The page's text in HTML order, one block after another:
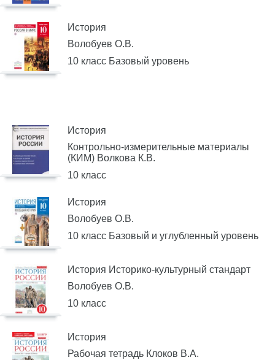
История
Волобуев О.В.
10 класс Базовый уровень
История
Контрольно-измерительные материалы
(КИМ) Волкова К.В.
10 класс
История
Волобуев О.В.
10 класс Базовый и углубленный уровень
История Историко-культурный стандарт
Волобуев О.В.
10 класс
История
Рабочая тетрадь Клоков В.А.